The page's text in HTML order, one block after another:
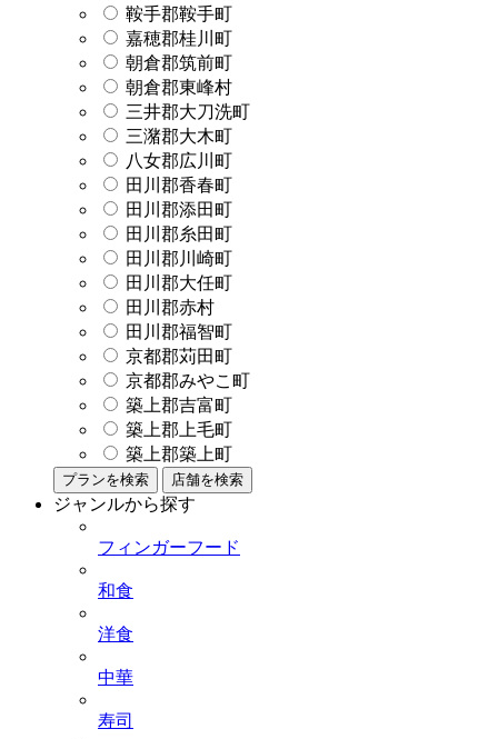
鞍手郡鞍手町
嘉穂郡桂川町
朝倉郡筑前町
朝倉郡東峰村
三井郡大刀洗町
三潴郡大木町
八女郡広川町
田川郡香春町
田川郡添田町
田川郡糸田町
田川郡川崎町
田川郡大任町
田川郡赤村
田川郡福智町
京都郡苅田町
京都郡みやこ町
築上郡吉富町
築上郡上毛町
築上郡築上町
プランを検索 店舗を検索
ジャンルから探す
フィンガーフード
和食
洋食
中華
寿司